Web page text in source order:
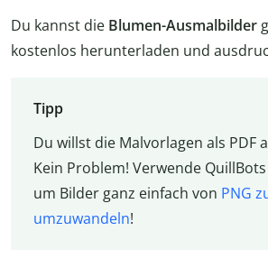
Du kannst die Blumen-Ausmalbilder
kostenlos herunterladen und
Tipp
Du willst die Malvorlagen als PDF
Kein Problem! Verwende
um Bilder ganz einfach von PNG
umzuwandeln!